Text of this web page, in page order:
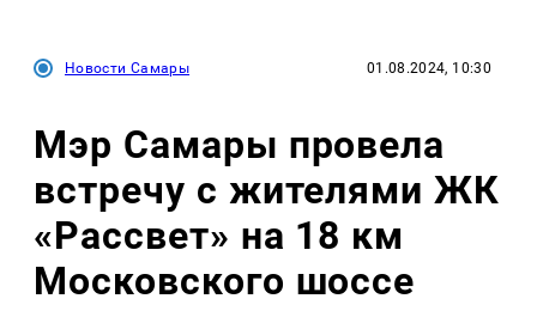
Новости Самары 01.08.2024, 10:30
Мэр Самары провела
встречу с жителями ЖК
«Рассвет» на 18 км
Московского шоссе